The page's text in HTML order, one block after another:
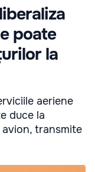
poate
la
aeriene
duce la
transmite